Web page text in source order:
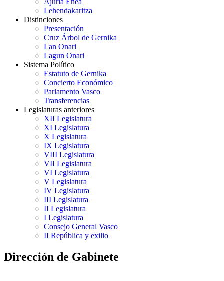
Lehendakaritza
Distinciones
Presentación
Cruz Árbol de Gernika
Lan Onari
Lagun Onari
Sistema Político
Estatuto de Gernika
Concierto Económico
Parlamento Vasco
Transferencias
Legislaturas anteriores
XII Legislatura
XI Legislatura
X Legislatura
IX Legislatura
VIII Legislatura
VII Legislatura
VI Legislatura
V Legislatura
IV Legislatura
III Legislatura
II Legislatura
I Legislatura
Consejo General Vasco
II República y exilio
Dirección de Gabinete